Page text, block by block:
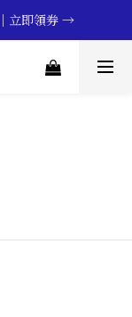
立即領券 →
立即領券 →
🔥▸▸
立即領券 →